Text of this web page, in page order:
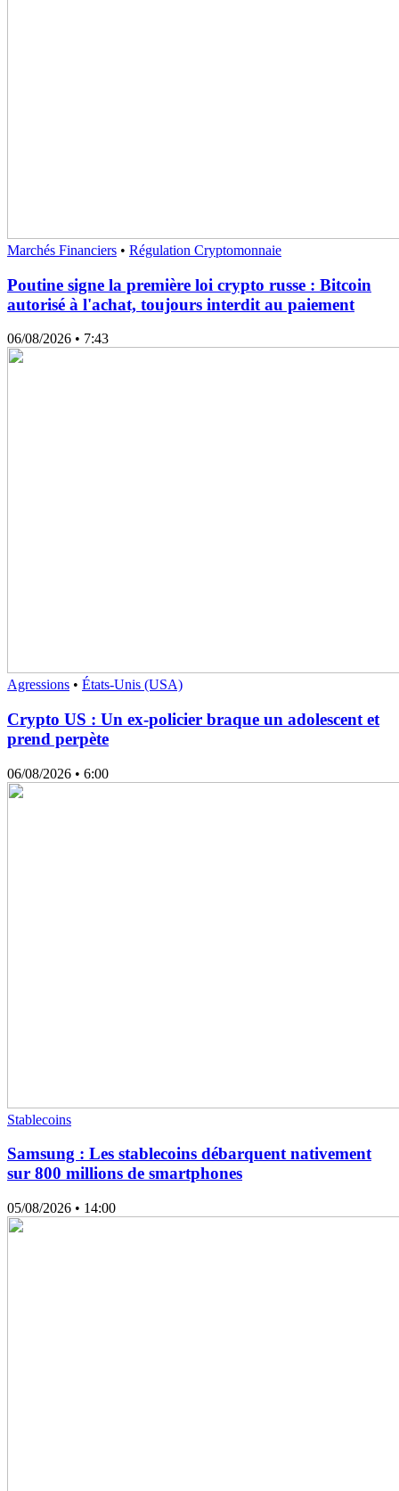
Marchés Financiers • Régulation Cryptomonnaie
Poutine signe la première loi crypto russe : Bitcoin
autorisé à l'achat, toujours interdit au paiement
06/08/2026 • 7:43
Agressions • États-Unis (USA)
Crypto US : Un ex-policier braque un adolescent et
prend perpète
06/08/2026 • 6:00
Stablecoins
Samsung : Les stablecoins débarquent nativement
sur 800 millions de smartphones
05/08/2026 • 14:00